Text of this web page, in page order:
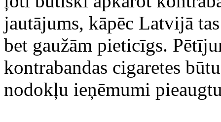
jautājums, kāpēc Latvijā
bet gaužām pieticīgs.
kontrabandas cigaretes
nodokļu ieņēmumi